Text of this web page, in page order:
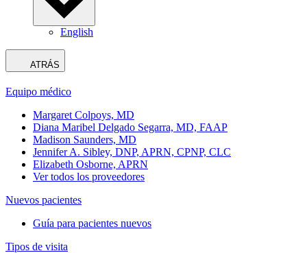
English
ATRÁS
Equipo médico
Margaret Colpoys, MD
Diana Maribel Delgado Segarra, MD, FAAP
Madison Saunders, MD
Jennifer A. Sibley, DNP, APRN, CPNP, CLC
Elizabeth Osborne, APRN
Ver todos los proveedores
Nuevos pacientes
Guía para pacientes nuevos
Tipos de visita